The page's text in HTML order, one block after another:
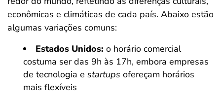
econômicas e climáticas de cada país. Abaixo estão
algumas variações comuns:
Estados Unidos: o horário comercial
costuma ser das 9h às 17h, embora empresas
de tecnologia e startups ofereçam horários
mais flexíveis